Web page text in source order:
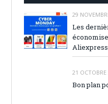
29
Les
21 OCTOBRE
Bon plan